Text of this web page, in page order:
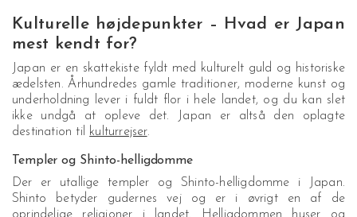
Kulturelle højdepunkter – Hvad er Japan
mest kendt for?
Japan er en skattekiste fyldt med kulturelt guld og historiske
ædelsten. Århundredes gamle traditioner, moderne kunst og
underholdning lever i fuldt flor i hele landet, og du kan slet
ikke undgå at opleve det. Japan er altså den oplagte
destination til kulturrejser.
Templer og Shinto-helligdomme
Der er utallige templer og Shinto-helligdomme i Japan.
Shinto betyder gudernes vej og er i øvrigt en af de